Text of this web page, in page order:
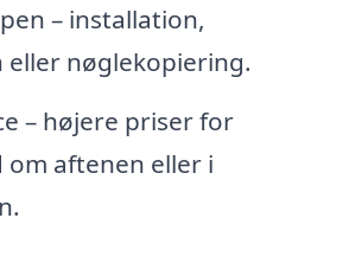
– installation,
nøglekopiering.
– højere priser for
om aftenen eller i